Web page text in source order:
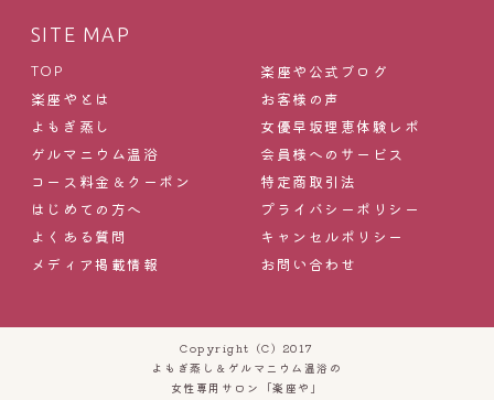
SITE MAP
TOP
楽座やとは
よもぎ蒸し
ゲルマニウム温浴
コース料金＆クーポン
はじめての方へ
よくある質問
メディア掲載情報
楽座や公式ブログ
お客様の声
女優早坂理恵体験レポ
会員様へのサービス
特定商取引法
プライバシーポリシー
キャンセルポリシー
お問い合わせ
Copyright (C) 2017
よもぎ蒸し＆ゲルマニウム温浴の
女性専用サロン「楽座や」